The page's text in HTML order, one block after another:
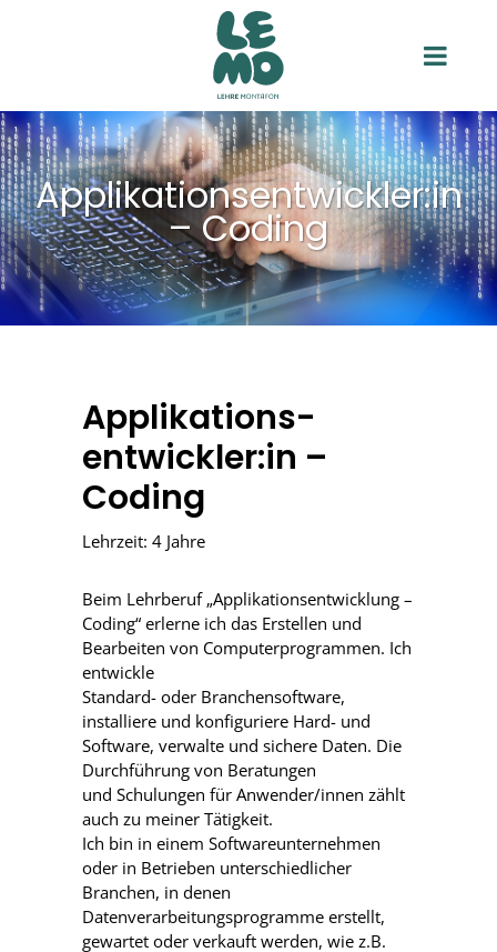
Applikationsentwickler:in
– Coding
Applikations-
entwickler:in –
Coding
Lehrzeit: 4 Jahre
Beim Lehrberuf „Applikationsentwicklung –
Coding“ erlerne ich das Erstellen und
Bearbeiten von Computerprogrammen. Ich
entwickle
Standard- oder Branchensoftware,
installiere und konfiguriere Hard- und
Software, verwalte und sichere Daten. Die
Durchführung von Beratungen
und Schulungen für Anwender/innen zählt
auch zu meiner Tätigkeit.
Ich bin in einem Softwareunternehmen
oder in Betrieben unterschiedlicher
Branchen, in denen
Datenverarbeitungsprogramme erstellt,
gewartet oder verkauft werden, wie z.B.